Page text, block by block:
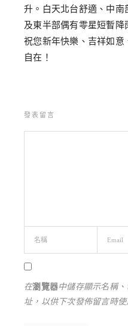
升。白天北台舒適、中
及東半部偶有零星短暫降
祝您新年快樂、吉祥如
自在！
發表留言
在瀏覽器中儲存顯示名稱
址，以供下次發佈留言時使